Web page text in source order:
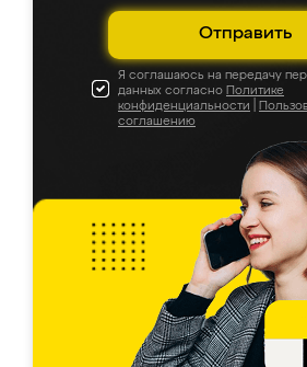
Отправить
Я соглашаюсь на передачу
данных согласно Политике
конфиденциальности
соглашению